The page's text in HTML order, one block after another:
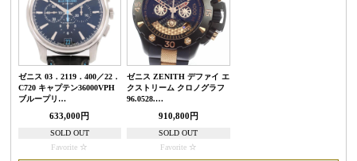
ゼニス 03．2119．400／22．
C720 キャプテン36000VPH
ブループリ…
633,000円
SOLD OUT
Favorite
ゼニス ZENITH デファイ エ
クストリーム クロノグラフ
96.0528.…
910,800円
SOLD OUT
Favorite